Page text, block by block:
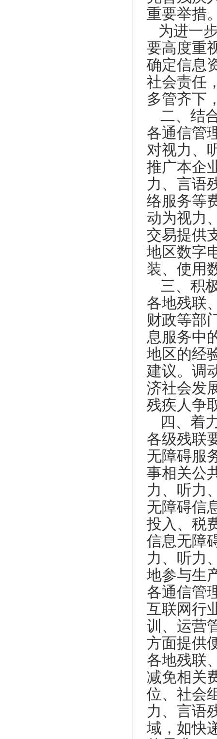
重要举措
为进一
要高度重
确定信息
社会责任
多管齐下
二、结
各通信管
对视力、
推广本企
力、言语
络服务等
动为视力
交易提供
地区数字
装、使用
三、积
各地残联
财政等部
息服务中
地区的经
建议。调
济社会发
残疾人争
四、着
各级残联
无障碍服
事相关公
力、听力
无障碍信
投入、税
信息无障
力、听力
地参与生
各通信管
互联网行
训、运营
方面提供
各地残联
减免相关
位、社会
力、言语
域，如快